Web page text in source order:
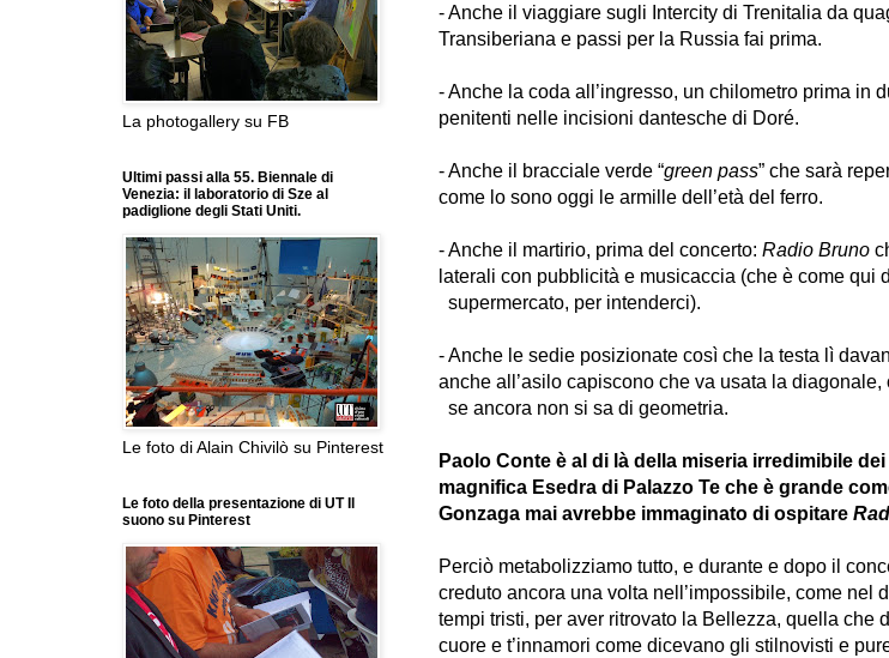
- Anche il viaggiare sugli Intercity di Trenitalia da
Transiberiana e passi per la Russia fai prima.
- Anche la coda all’ingresso, un chilometro prima in
penitenti nelle incisioni dantesche di Doré.
- Anche il bracciale verde “green pass” che sarà
come lo sono oggi le armille dell’età del ferro.
- Anche il martirio, prima del concerto: Radio Bruno
laterali con pubblicità e musicaccia (che è come qui
supermercato, per intenderci).
- Anche le sedie posizionate così che la testa lì
anche all’asilo capiscono che va usata la
se ancora non si sa di geometria.
Paolo Conte è al di là della miseria irredimibile dei
magnifica Esedra di Palazzo Te che è grande
Gonzaga mai avrebbe immaginato di ospitare
Perciò metabolizziamo tutto, e durante e dopo il
creduto ancora una volta nell’impossibile, come nel
tempi tristi, per aver ritrovato la Bellezza, quella che
cuore e t’innamori come dicevano gli stilnovisti e
La photogallery su FB
Ultimi passi alla 55. Biennale di
Venezia: il laboratorio di Sze al
padiglione degli Stati Uniti.
Le foto di Alain Chivilò su Pinterest
Le foto della presentazione di UT Il
suono su Pinterest